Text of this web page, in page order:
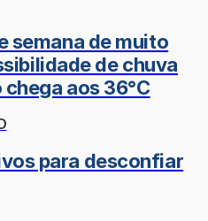
semana de muito
de chuva
aos 36°C
para desconfiar